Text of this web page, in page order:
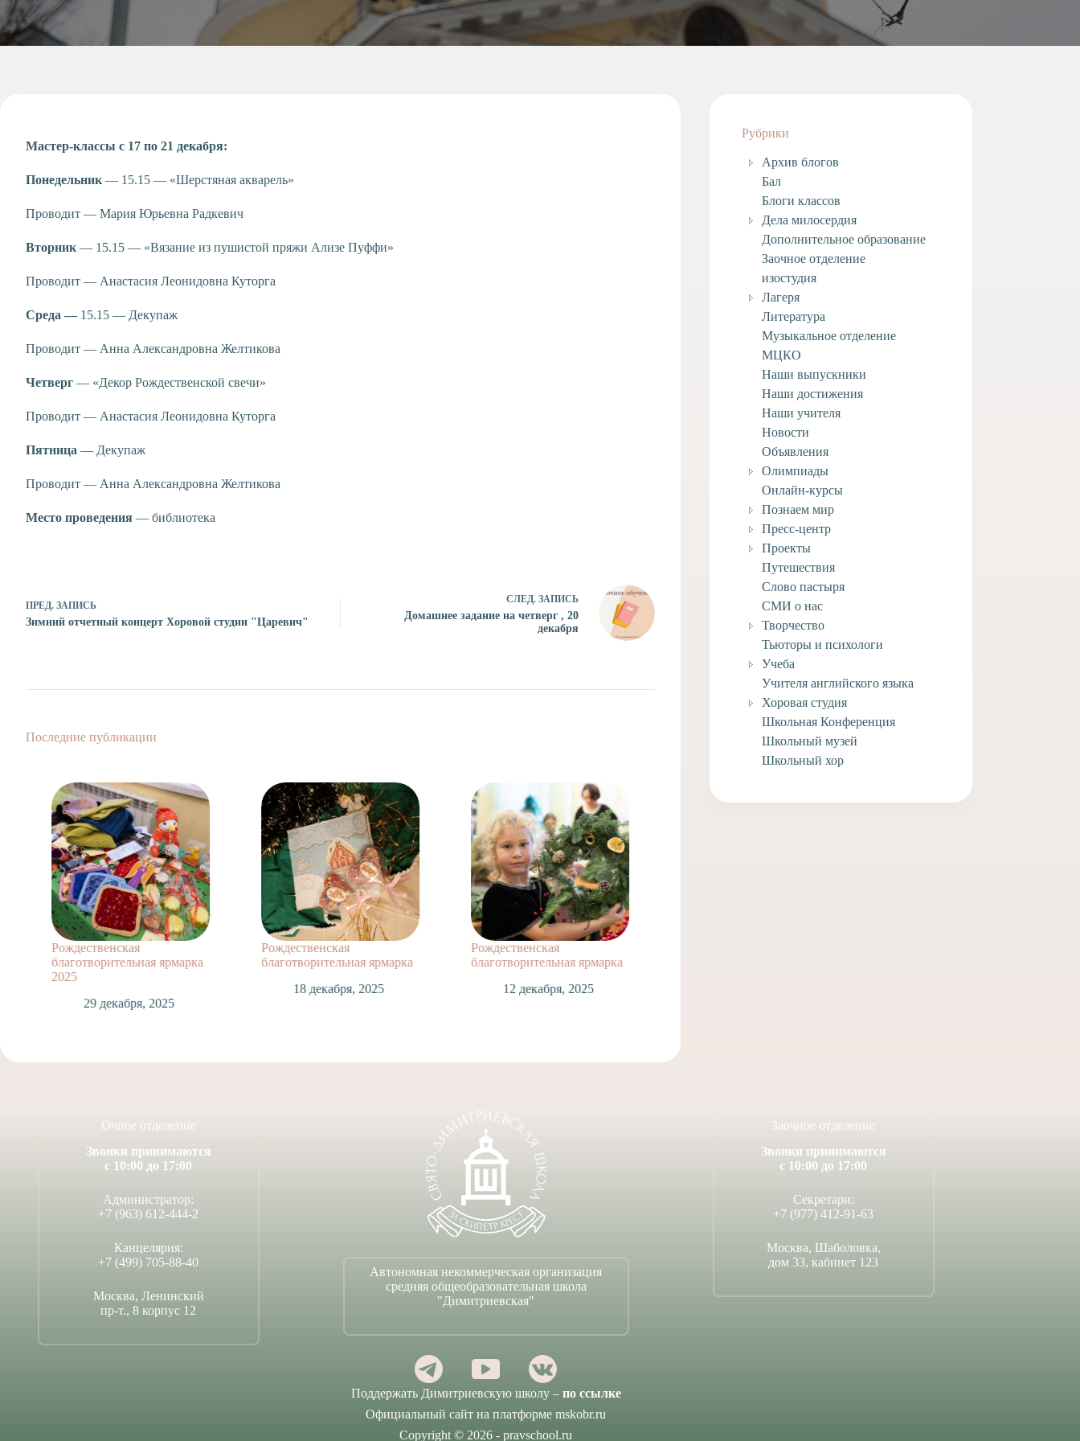
Проекты
Психологическая
Тьюторская
Мастер-классы с 17 по 21 декабря:
Понедельник — 15.15 — «Шерстяная акварель»
Проводит — Мария Юрьевна Радкевич
Вторник — 15.15 — «Вязание из пушистой пряжи Ализе Пуффи»
Проводит — Анастасия Леонидовна Куторга
Среда — 15.15 — Декупаж
Проводит — Анна Александровна Желтикова
Четверг — «Декор Рождественской свечи»
Проводит — Анастасия Леонидовна Куторга
Пятница — Декупаж
Проводит — Анна Александровна Желтикова
Место проведения — библиотека
ПРЕД. ЗАПИСЬ
Зимний отчетный концерт Хоровой студии "Царевич"
СЛЕД. ЗАПИСЬ
Домашнее задание на четверг , 20
декабря
Последние публикации
Рождественская
благотворительная ярмарка
2025
29 декабря, 2025
Рождественская
благотворительная ярмарка
18 декабря, 2025
Рождественская
благотворительная ярмарка
12 декабря, 2025
Рубрики
Архив блогов
Бал
Блоги классов
Дела милосердия
Дополнительное образование
Заочное отделение
изостудия
Лагеря
Литература
Музыкальное отделение
МЦКО
Наши выпускники
Наши достижения
Наши учителя
Новости
Объявления
Олимпиады
Онлайн-курсы
Познаем мир
Пресс-центр
Проекты
Путешествия
Слово пастыря
СМИ о нас
Творчество
Тьюторы и психологи
Учеба
Учителя английского языка
Хоровая студия
Школьная Конференция
Школьный музей
Школьный хор
Очное отделение
Звонки принимаются
с 10:00 до 17:00
Администратор:
+7 (963) 612-444-2
Канцелярия:
+7 (499) 705-88-40
Москва, Ленинский
пр-т., 8 корпус 12
Автономная некоммерческая организация
средняя общеобразовательная школа
"Димитриевская"
Заочное отделение
Звонки принимаются
с 10:00 до 17:00
Секретари:
+7 (977) 412-91-63
Москва, Шаболовка,
дом 33, кабинет 123
Поддержать Димитриевскую школу – по ссылке
Официальный сайт на платформе mskobr.ru
Copyright © 2026 - pravschool.ru